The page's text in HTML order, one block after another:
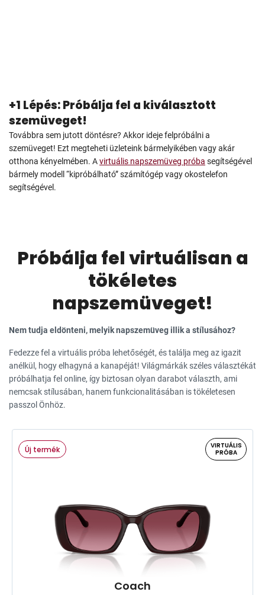
+1 Lépés: Próbálja fel a kiválasztott
szemüveget!
Továbbra sem jutott döntésre? Akkor ideje felpróbálni a
szemüveget! Ezt megteheti üzleteink bármelyikében vagy akár
otthona kényelmében. Avirtuális napszemüveg próba segítségével
bármely modell “kipróbálható” számítógép vagy okostelefon
segítségével.
Próbálja fel virtuálisan a
tökéletes
napszemüveget!
Nem tudja eldönteni, melyik napszemüveg illik a stílusához?
Fedezze fel a virtuális próba lehetőségét, és találja meg az igazit
anélkül, hogy elhagyná a kanapéját! Világmárkák széles választékát
próbálhatja fel online, így biztosan olyan darabot választh, ami
nemcsak stílusában, hanem funkcionalitásában is tökéletesen
passzol Önhöz.
Új termék
VIRTUÁLIS
PRÓBA
Coach